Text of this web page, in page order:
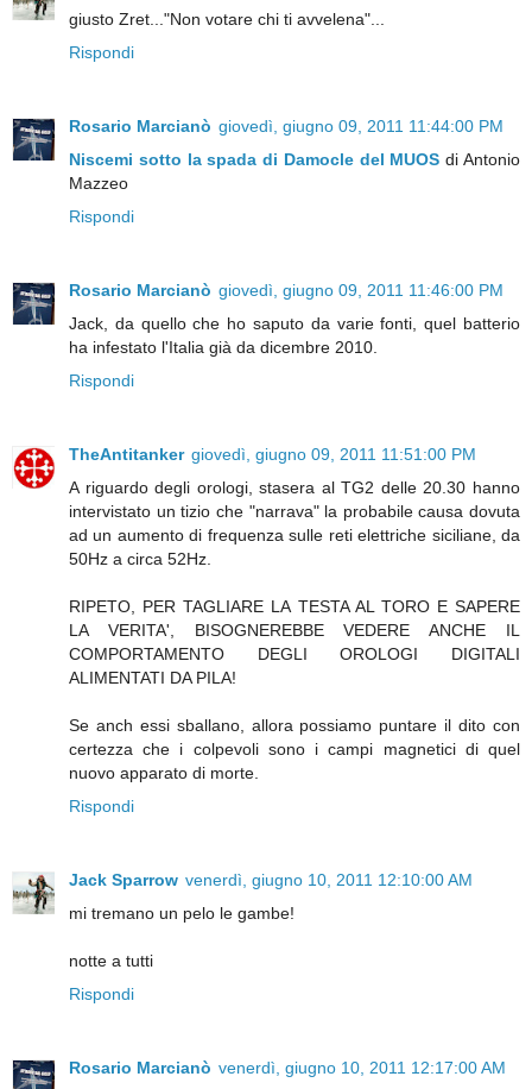
giusto Zret..."Non votare chi ti avvelena"...
Rispondi
Rosario Marcianò giovedì, giugno 09, 2011 11:44:00 PM
Niscemi sotto la spada di Damocle del MUOS di Antonio
Mazzeo
Rispondi
Rosario Marcianò giovedì, giugno 09, 2011 11:46:00 PM
Jack, da quello che ho saputo da varie fonti, quel batterio
ha infestato l'Italia già da dicembre 2010.
Rispondi
TheAntitanker giovedì, giugno 09, 2011 11:51:00 PM
A riguardo degli orologi, stasera al TG2 delle 20.30 hanno
intervistato un tizio che "narrava" la probabile causa dovuta
ad un aumento di frequenza sulle reti elettriche siciliane, da
50Hz a circa 52Hz.
RIPETO, PER TAGLIARE LA TESTA AL TORO E SAPERE
LA VERITA', BISOGNEREBBE VEDERE ANCHE IL
COMPORTAMENTO DEGLI OROLOGI DIGITALI
ALIMENTATI DA PILA!
Se anch essi sballano, allora possiamo puntare il dito con
certezza che i colpevoli sono i campi magnetici di quel
nuovo apparato di morte.
Rispondi
Jack Sparrow venerdì, giugno 10, 2011 12:10:00 AM
mi tremano un pelo le gambe!
notte a tutti
Rispondi
Rosario Marcianò venerdì, giugno 10, 2011 12:17:00 AM